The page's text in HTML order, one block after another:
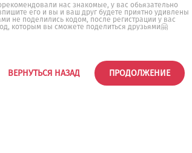
нас знакомые, у вас обьязательно
его и вы и ваш друг будете приятно удивлены
не поделились кодом, после регистрации у вас
которым вы сможете поделиться друзьями🤗
ВЕРНУТЬСЯ НАЗАД ПРОДОЛЖЕНИЕ